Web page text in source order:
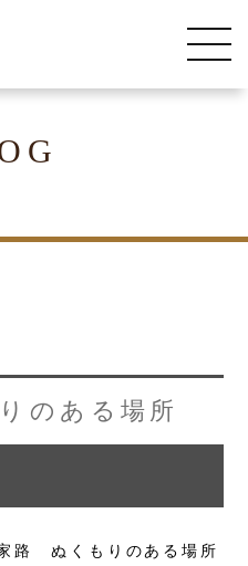
のある場所
路 ぬくもりのある場所